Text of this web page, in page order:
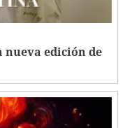
nueva edición de